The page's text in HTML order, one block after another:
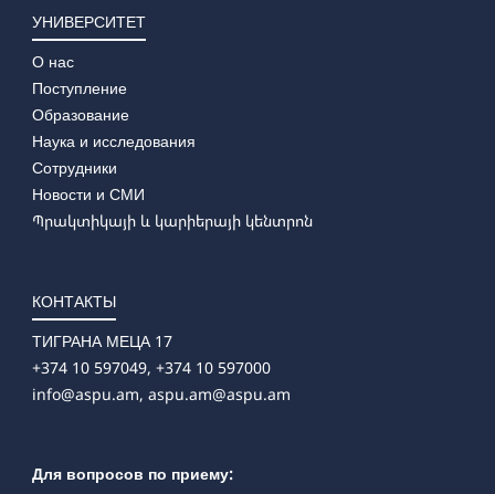
УНИВЕРСИТЕТ
О нас
Поступление
Образование
Наука и исследования
Сотрудники
Новости и СМИ
Պրակտիկայի և կարիերայի կենտրոն
КОНТАКТЫ
ТИГРАНА МЕЦА 17
+374 10 597049, +374 10 597000
info@aspu.am, aspu.am@aspu.am
Для вопросов по приему: